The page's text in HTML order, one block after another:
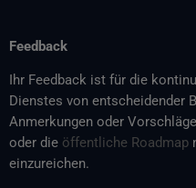
Feedback
Ihr Feedback ist für die
Dienstes von entscheidender
Anmerkungen oder
oder die öffentliche Roadmap
einzureichen.